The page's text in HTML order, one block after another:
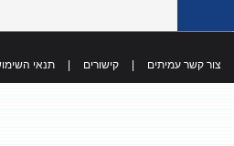
צור קשר עמיתים קישורים תנאי השימוש